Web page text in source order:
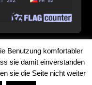
Benutzung komfortabler
sie damit einverstanden
sie die Seite nicht weiter